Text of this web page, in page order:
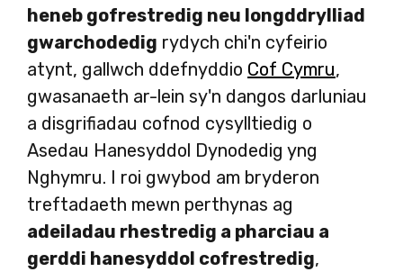
heneb gofrestredig neu longddrylliad
gwarchodedig rydych chi'n cyfeirio
atynt, gallwch ddefnyddio Cof Cymru,
gwasanaeth ar-lein sy'n dangos darluniau
a disgrifiadau cofnod cysylltiedig o
Asedau Hanesyddol Dynodedig yng
Nghymru. I roi gwybod am bryderon
treftadaeth mewn perthynas ag
adeiladau rhestredig a pharciau a
gerddi hanesyddol cofrestredig,